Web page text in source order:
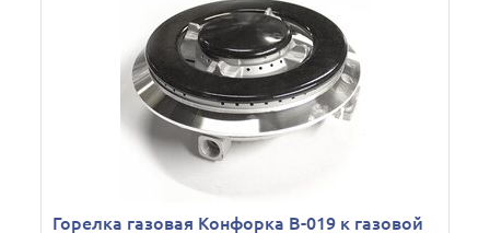
Горелка газовая Конфорка В-019 к газовой